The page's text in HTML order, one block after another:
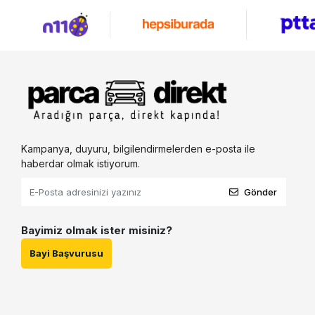
Kampanya, duyuru, bilgilendirmelerden e-posta ile
haberdar olmak istiyorum.
Gönder
Bayimiz olmak ister misiniz?
Bayi Başvurusu